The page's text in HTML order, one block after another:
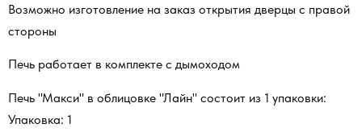
Возможно изготовление на заказ открытия дверцы с правой
стороны
Печь работает в комплекте с дымоходом
Печь "Макси" в облицовке "Лайн" состоит из 1 упаковки:
Упаковка: 1